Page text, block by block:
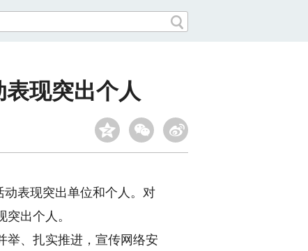
现突出个人
动表现突出单位和个人。对
出个人。
、扎实推进，宣传网络安